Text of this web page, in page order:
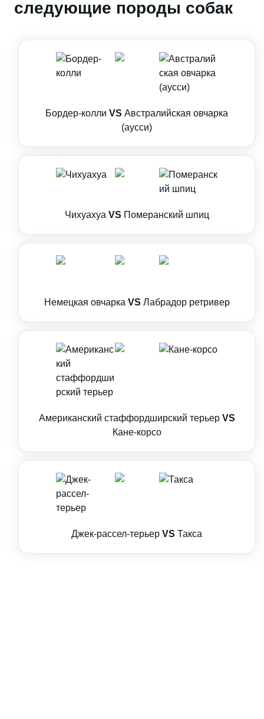
следующие породы собак
Бордер-колли VS Австралийская овчарка
(аусси)
Чихуахуа VS Померанский шпиц
Немецкая овчарка VS Лабрадор ретривер
Американский стаффордширский терьер VS
Кане-корсо
Джек-рассел-терьер VS Такса